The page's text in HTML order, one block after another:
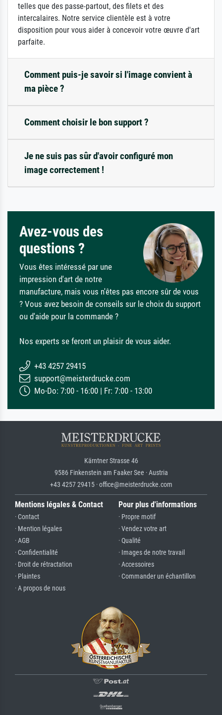
telles que des passe-partout, des filets et des
intercalaires. Notre service clientèle est à votre
disposition pour vous aider à concevoir votre œuvre d'art
parfaite.
Comment puis-je savoir si l'image convient à
ma pièce ?
Comment choisir le bon support ?
Je ne suis pas sûr d'avoir configuré mon
image correctement !
Avez-vous des
questions ?
Vous êtes intéressé par une
impression d'art de notre
manufacture, mais vous n'êtes pas encore sûr de vous
? Vous avez besoin de conseils sur le choix du support
ou d'aide pour la commande ?
Nos experts se feront un plaisir de vous aider.
+43 4257 29415
support@meisterdrucke.com
Mo-Do: 7:00 - 16:00 | Fr: 7:00 - 13:00
Kärntner Strasse 46
9586 Finkenstein am Faaker See · Austria
+43 4257 29415 · office@meisterdrucke.com
Mentions légales & Contact
· Contact
· Mention légales
· AGB
· Confidentialité
· Droit de rétractation
· Plaintes
· A propos de nous
Pour plus d'informations
· Propre motif
· Vendez votre art
· Qualité
· Images de notre travail
· Accessoires
· Commander un échantillon